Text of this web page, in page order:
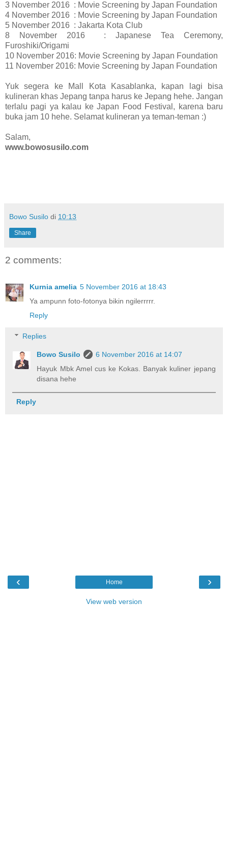
3 November 2016 : Movie Screening by Japan Foundation
4 November 2016 : Movie Screening by Japan Foundation
5 November 2016 : Jakarta Kota Club
8 November 2016 : Japanese Tea Ceremony,
Furoshiki/Origami
10 November 2016: Movie Screening by Japan Foundation
11 November 2016: Movie Screening by Japan Foundation
Yuk segera ke Mall Kota Kasablanka, kapan lagi bisa
kulineran khas Jepang tanpa harus ke Jepang hehe. Jangan
terlalu pagi ya kalau ke Japan Food Festival, karena baru
buka jam 10 hehe. Selamat kulineran ya teman-teman :)
Salam,
www.bowosusilo.com
Bowo Susilo di 10:13
Share
2 comments:
Kurnia amelia 5 November 2016 at 18:43
Ya ampunn foto-fotonya bikin ngilerrrrr.
Reply
Replies
Bowo Susilo
6 November 2016 at 14:07
Hayuk Mbk Amel cus ke Kokas. Banyak kuliner jepang
disana hehe
Reply
‹ ›
Home
View web version